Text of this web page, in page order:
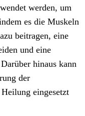
werden, um
es die Muskeln
beitragen, eine
und eine
hinaus kann
der
eingesetzt